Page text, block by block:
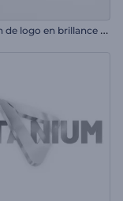
A
nimation de logo en brillance élégante